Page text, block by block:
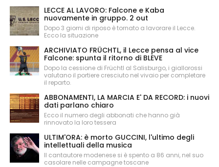
LECCE AL LAVORO: Falcone e Kaba
nuovamente in gruppo. 2 out
Dopo 3 giorni di riposo è tornato a lavorare il Lecce.
Ecco la situazione
ARCHIVIATO FRÜCHTL, il Lecce pensa al vice
Falcone: spunta il ritorno di BLEVE
Dopo la cessione di Früchtl al Salisburgo, i giallorossi
valutano il portiere cresciuto nel vivaio per completare
il reparto.
ABBONAMENTI, LA MARCIA E' DA RECORD: i nuovi
dati parlano chiaro
Ecco il numero degli abbonati che hanno già
rinnovato la loro tessera
ULTIM'ORA: è morto GUCCINI, l'ultimo degli
intellettuali della musica
Il cantautore modenese si è spento a 86 anni, nel suo
casolare nelle campagne toscane